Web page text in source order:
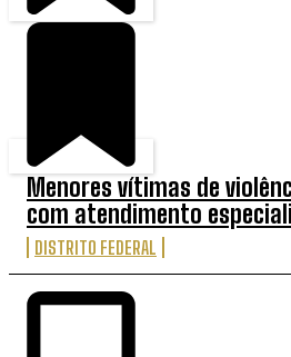
Menores vítimas de
com atendimento
DISTRITO FEDERAL